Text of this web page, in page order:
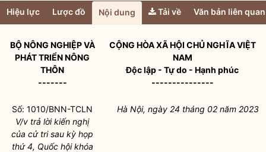
Hiệu lực Lược đồ Nội dung Tải về Văn bản liên quan
BỘ NÔNG NGHIỆP VÀ
PHÁT TRIỂN NÔNG
THÔN
-------
CỘNG HÒA XÃ HỘI CHỦ NGHĨA VIỆT
NAM
Độc lập - Tự do - Hạnh phúc
---------------
Số: 1010/BNN-TCLN
V/v trả lời kiến nghị
của cử tri sau kỳ họp
thứ 4, Quốc hộikhóa
Hà Nội, ngày 24 tháng 02 năm 2023